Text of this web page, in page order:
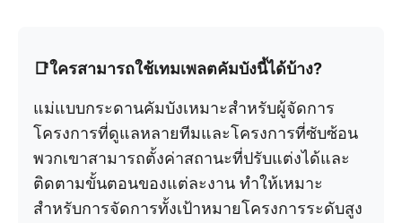
📑ใครสามารถใช้เทมเพลตคัมบังนี้ได้บ้าง?
แม่แบบกระดานคัมบังเหมาะสำหรับผู้จัดการ
โครงการที่ดูแลหลายทีมและโครงการที่ซับซ้อน
พวกเขาสามารถตั้งค่าสถานะที่ปรับแต่งได้และ
ติดตามขั้นตอนของแต่ละงาน ทำให้เหมาะ
สำหรับการจัดการทั้งเป้าหมายโครงการระดับสูง